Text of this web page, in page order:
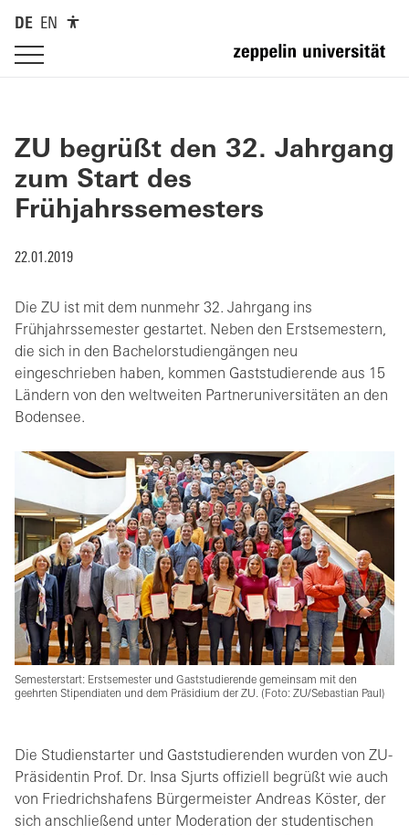
DE EN
ZU begrüßt den 32. Jahrgang
zum Start des
Frühjahrssemesters
22.01.2019
Die ZU ist mit dem nunmehr 32. Jahrgang ins
Frühjahrssemester gestartet. Neben den Erstsemestern,
die sich in den Bachelorstudiengängen neu
eingeschrieben haben, kommen Gaststudierende aus 15
Ländern von den weltweiten Partneruniversitäten an den
Bodensee.
Semesterstart: Erstsemester und Gaststudierende gemeinsam mit den
geehrten Stipendiaten und dem Präsidium der ZU. (Foto: ZU/Sebastian Paul)
Die Studienstarter und Gaststudierenden wurden von ZU-
Präsidentin Prof. Dr. Insa Sjurts offiziell begrüßt wie auch
von Friedrichshafens Bürgermeister Andreas Köster, der
sich anschließend unter Moderation der studentischen